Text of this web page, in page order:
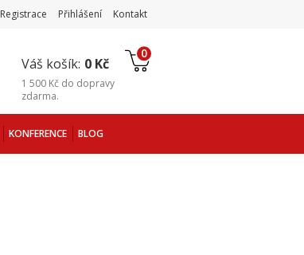
Registrace Přihlášení Kontakt
Váš košík: 0 Kč
0
1 500 Kč do dopravy
zdarma.
KONFERENCE BLOG